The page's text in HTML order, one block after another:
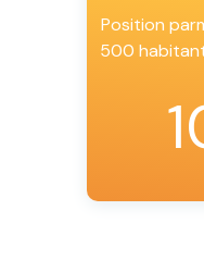
Position
500